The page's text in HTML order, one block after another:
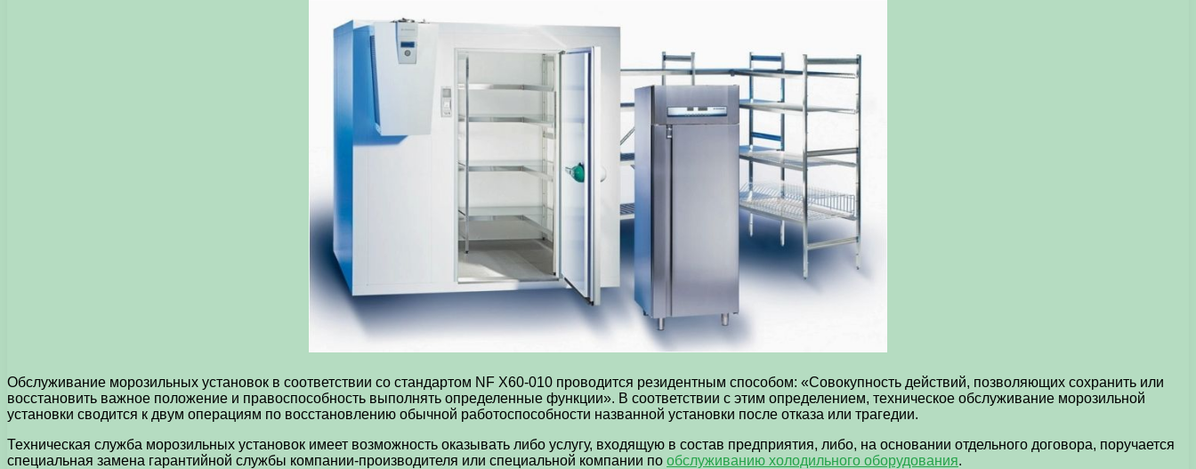
Обслуживание морозильных установок в соответствии со стандартом NF X60-010 проводится резидентным способом: «Совокупность действий, позволяющих сохранить или
восстановить важное положение и правоспособность выполнять определенные функции». В соответствии с этим определением, техническое обслуживание морозильной
установки сводится к двум операциям по восстановлению обычной работоспособности названной установки после отказа или трагедии.
Техническая служба морозильных установок имеет возможность оказывать либо услугу, входящую в состав предприятия, либо, на основании отдельного договора, поручается
специальная замена гарантийной службы компании-производителя или специальной компании по обслуживанию холодильного оборудования.